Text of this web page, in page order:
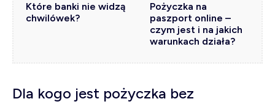
Które banki nie widzą
chwilówek?
Pożyczka na
paszport online –
czym jest i na jakich
warunkach działa?
Dla kogo jest pożyczka bez